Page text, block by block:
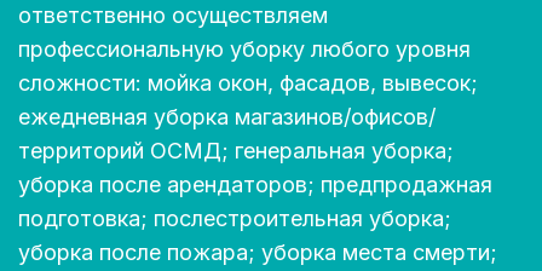
ответственно осуществляем
профессиональную уборку любого уровня
сложности: мойка окон, фасадов, вывесок;
ежедневная уборка магазинов/офисов/
территорий ОСМД; генеральная уборка;
уборка после арендаторов; предпродажная
подготовка; послестроительная уборка;
уборка после пожара; уборка места смерти;